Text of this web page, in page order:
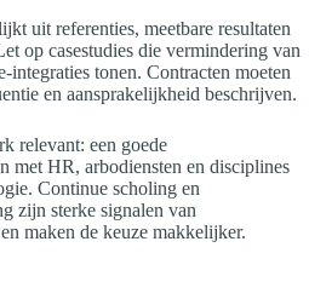
uit referenties, meetbare resultaten
op casestudies die vermindering van
integraties tonen. Contracten moeten
en aansprakelijkheid beschrijven.
relevant: een goede
met HR, arbodiensten en disciplines
Continue scholing en
zijn sterke signalen van
maken de keuze makkelijker.